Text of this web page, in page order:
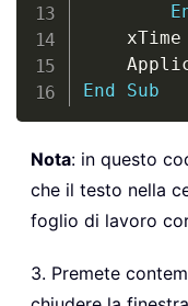
    xTime
End
Sub
Nota: in questo
che il testo nella
foglio di lavoro
3. Premete